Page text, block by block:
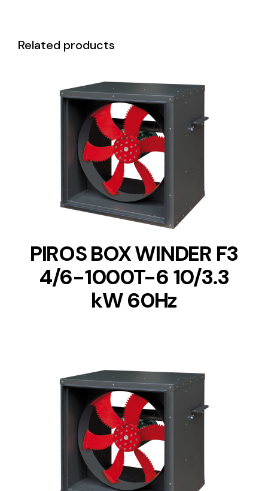
Related products
DETAILS
PIROS BOX WINDER F3
4/6-1000T-6 10/3.3
kW 60Hz
DETAILS